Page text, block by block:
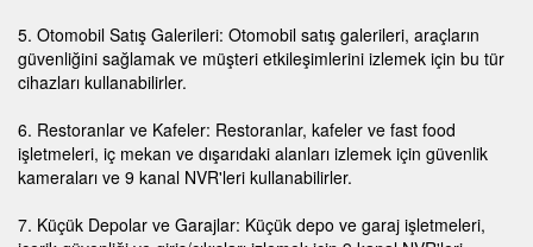
5. Otomobil Satış Galerileri: Otomobil satış galerileri, araçların
güvenliğini sağlamak ve müşteri etkileşimlerini izlemek için bu tür
cihazları kullanabilirler.
6. Restoranlar ve Kafeler: Restoranlar, kafeler ve fast food
işletmeleri, iç mekan ve dışarıdaki alanları izlemek için güvenlik
kameraları ve 9 kanal NVR'leri kullanabilirler.
7. Küçük Depolar ve Garajlar: Küçük depo ve garaj işletmeleri,